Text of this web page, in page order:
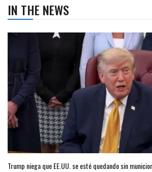
IN THE NEWS
Trump niega que EE.UU. se esté quedando sin